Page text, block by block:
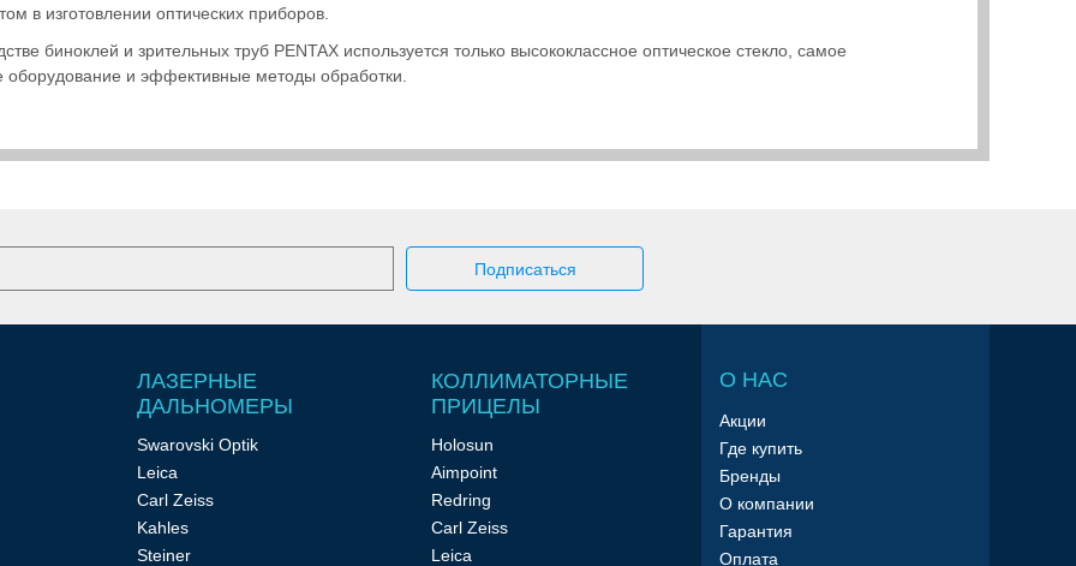
в изготовлении оптических приборов.
биноклей и зрительных труб PENTAX используется только высококлассное оптическое стекло, самое
оборудование и эффективные методы обработки.
ЛАЗЕРНЫЕ
ДАЛЬНОМЕРЫ
Swarovski Optik
Leica
Carl Zeiss
Kahles
Steiner
КОЛЛИМАТОРНЫЕ
ПРИЦЕЛЫ
Holosun
Aimpoint
Redring
Carl Zeiss
Leica
О НАС
Акции
Где купить
Бренды
О компании
Гарантия
Оплата